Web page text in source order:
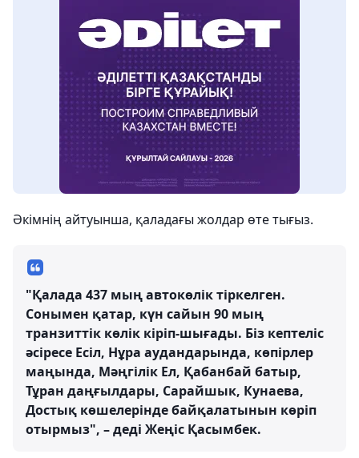
Әкімнің айтуынша, қаладағы жолдар өте тығыз.
"Қалада 437 мың автокөлік тіркелген.
Сонымен қатар, күн сайын 90 мың
транзиттік көлік кіріп-шығады. Біз кептеліс
әсіресе Есіл, Нұра аудандарында, көпірлер
маңында, Мәңгілік Ел, Қабанбай батыр,
Тұран даңғылдары, Сарайшык, Кунаева,
Достық көшелерінде байқалатынын көріп
отырмыз", – деді Жеңіс Қасымбек.